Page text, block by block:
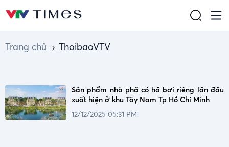
Trang chủ ThoibaoVTV
Sản phẩm nhà phố có hồ bơi riêng lần đầu
xuất hiện ở khu Tây Nam Tp Hồ Chí Minh
12/12/2025 05:31 PM